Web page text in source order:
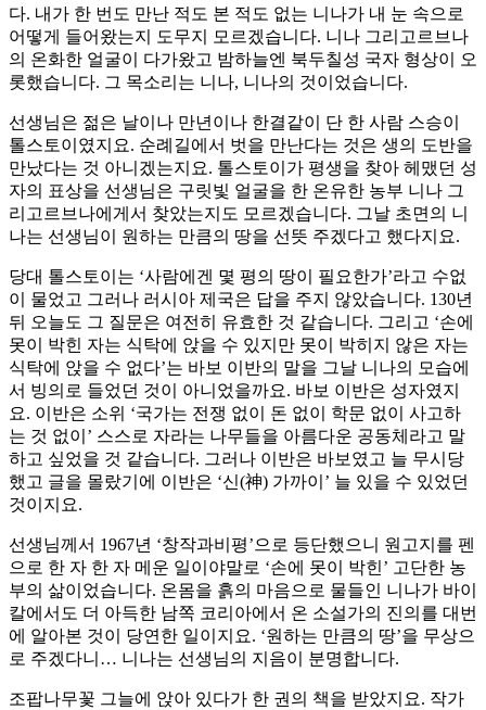
다. 내가 한 번도 만난 적도 본 적도 없는 니나가 내 눈 속으로
어떻게 들어왔는지 도무지 모르겠습니다. 니나 그리고르브나
의 온화한 얼굴이 다가왔고 밤하늘엔 북두칠성 국자 형상이 오
롯했습니다. 그 목소리는 니나, 니나의 것이었습니다.
선생님은 젊은 날이나 만년이나 한결같이 단 한 사람 스승이
톨스토이였지요. 순례길에서 벗을 만난다는 것은 생의 도반을
만났다는 것 아니겠는지요. 톨스토이가 평생을 찾아 헤맸던 성
자의 표상을 선생님은 구릿빛 얼굴을 한 온유한 농부 니나 그
리고르브나에게서 찾았는지도 모르겠습니다. 그날 초면의 니
나는 선생님이 원하는 만큼의 땅을 선뜻 주겠다고 했다지요.
당대 톨스토이는 ‘사람에겐 몇 평의 땅이 필요한가’라고 수없
이 물었고 그러나 러시아 제국은 답을 주지 않았습니다. 130년
뒤 오늘도 그 질문은 여전히 유효한 것 같습니다. 그리고 ‘손에
못이 박힌 자는 식탁에 앉을 수 있지만 못이 박히지 않은 자는
식탁에 앉을 수 없다’는 바보 이반의 말을 그날 니나의 모습에
서 빙의로 들었던 것이 아니었을까요. 바보 이반은 성자였지
요. 이반은 소위 ‘국가는 전쟁 없이 돈 없이 학문 없이 사고하
는 것 없이’ 스스로 자라는 나무들을 아름다운 공동체라고 말
하고 싶었을 것 같습니다. 그러나 이반은 바보였고 늘 무시당
했고 글을 몰랐기에 이반은 ‘신(神) 가까이’ 늘 있을 수 있었던
것이지요.
선생님께서 1967년 ‘창작과비평’으로 등단했으니 원고지를 펜
으로 한 자 한 자 메운 일이야말로 ‘손에 못이 박힌’ 고단한 농
부의 삶이었습니다. 온몸을 흙의 마음으로 물들인 니나가 바이
칼에서도 더 아득한 남쪽 코리아에서 온 소설가의 진의를 대번
에 알아본 것이 당연한 일이지요. ‘원하는 만큼의 땅’을 무상으
로 주겠다니… 니나는 선생님의 지음이 분명합니다.
조팝나무꽃 그늘에 앉아 있다가 한 권의 책을 받았지요. 작가